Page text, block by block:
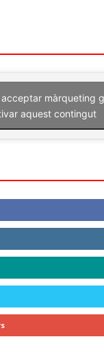
acceptar màrqueting
aquest contingut